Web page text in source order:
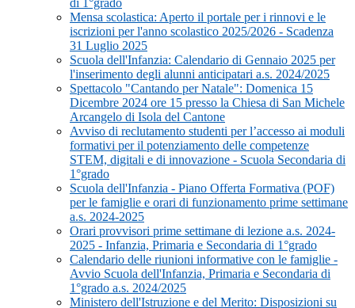
di 1°grado
Mensa scolastica: Aperto il portale per i rinnovi e le
iscrizioni per l'anno scolastico 2025/2026 - Scadenza
31 Luglio 2025
Scuola dell'Infanzia: Calendario di Gennaio 2025 per
l'inserimento degli alunni anticipatari a.s. 2024/2025
Spettacolo "Cantando per Natale": Domenica 15
Dicembre 2024 ore 15 presso la Chiesa di San Michele
Arcangelo di Isola del Cantone
Avviso di reclutamento studenti per l’accesso ai moduli
formativi per il potenziamento delle competenze
STEM, digitali e di innovazione - Scuola Secondaria di
1°grado
Scuola dell'Infanzia - Piano Offerta Formativa (POF)
per le famiglie e orari di funzionamento prime settimane
a.s. 2024-2025
Orari provvisori prime settimane di lezione a.s. 2024-
2025 - Infanzia, Primaria e Secondaria di 1°grado
Calendario delle riunioni informative con le famiglie -
Avvio Scuola dell'Infanzia, Primaria e Secondaria di
1°grado a.s. 2024/2025
Ministero dell'Istruzione e del Merito: Disposizioni su